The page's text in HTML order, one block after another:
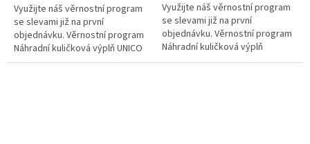
Využijte náš věrnostní program
se slevami již na první
objednávku. Věrnostní program
Náhradní kuličková výplň UNICO
500g vhodná k doplnění polštářů
Využijte náš věrnostní program
se slevami již na první
objednávku. Věrnostní program
Náhradní kuličková výplň
STANDARD 1000g je vhodná k